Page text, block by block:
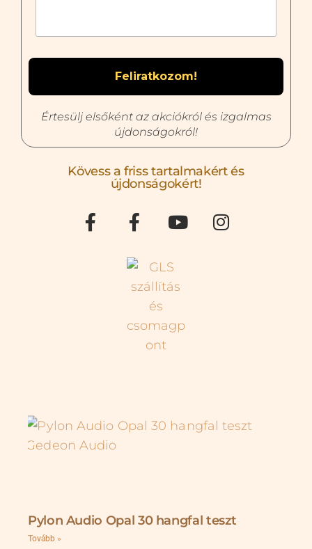
Értesülj elsőként az akciókról és izgalmas
újdonságokról!
Kövess a friss tartalmakért és
újdonságokért!
Pylon Audio Opal 30 hangfal teszt
Tovább »